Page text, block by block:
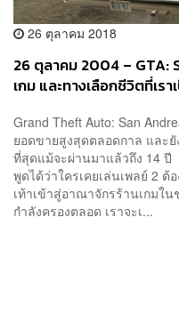
26 ตุลาคม 2018
26 ตุลาคม 2004 – GTA:
เกม และทางเลือกชีวิตที่เร
Grand Theft Auto: San
ยอดขายสูงสุดตลอดกาล และ
ที่สุดแม้จะผ่านมาแล้วถึง 14 ปี
พูดได้ว่าใครเคยเล่นเพลย์ 2 ต้
เท้าเข้าสู่อาณาจักรร้านเกมใน
กำลังครองตลอด เราจะเ...